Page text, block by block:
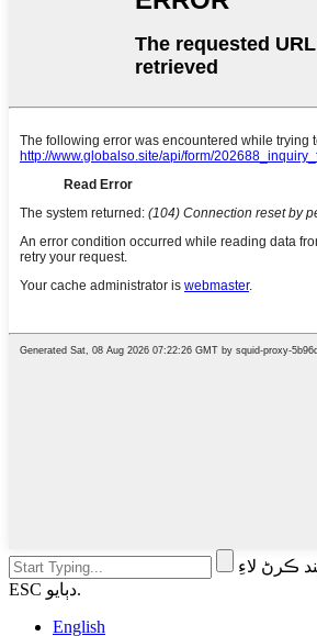
ڪرڻ لاءِ
ESC دٻايو.
English